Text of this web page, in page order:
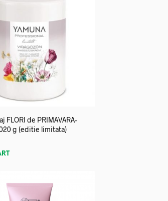
FLORI de PRIMAVARA-
g (editie limitata)